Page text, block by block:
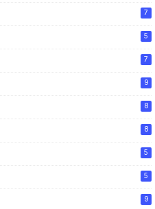
7
5
7
9
8
8
5
5
9